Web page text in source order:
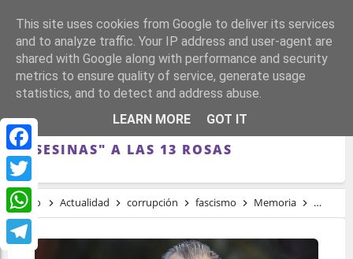
Facebook
Twitter
WhatsApp
EL SUPREMO AMPLÍA SU INVESTIGACIÓN
A ORTEGA SMITH POR LLAMAR
"ASESINAS" A LAS 13 ROSAS
Inicio Actualidad corrupción fascismo Memoria
This site uses cookies from Google to deliver its services
and to analyze traffic. Your IP address and user-agent are
shared with Google along with performance and security
metrics to ensure quality of service, generate usage
statistics, and to detect and address abuse.
LEARN MORE
GOT IT